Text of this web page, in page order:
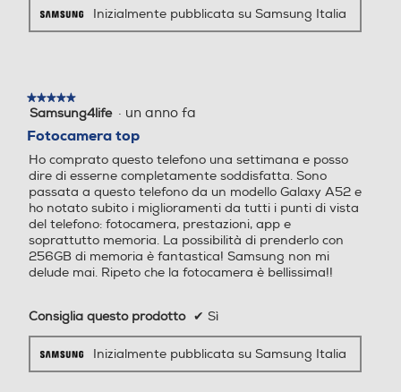
Presenza AI Presenza AI
Comandi vocali
Viva voce Viva voce
Vibrazione Vibrazione
Galaxy AI:Assistente Trascr
Inizialmente pubblicata su Samsung Italia
★★★★★
★★★★★
5
5
stelle.
Samsung4life · un anno fa
Fotocamera top
Ho comprato questo telefono una settimana e posso
dire di esserne completamente soddisfatta. Sono
passata a questo telefono da un modello Galaxy A52 e
ho notato subito i miglioramenti da tutti i punti di vista
del telefono: fotocamera, prestazioni, app e
soprattutto memoria. La possibilità di prenderlo con
256GB di memoria è fantastica! Samsung non mi
delude mai. Ripeto che la fotocamera è bellissima!!
Consiglia questo prodotto ✔ Sì
Inizialmente pubblicata su Samsung Italia